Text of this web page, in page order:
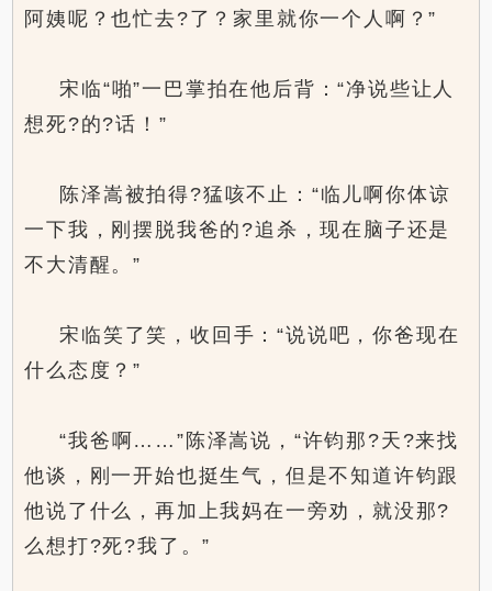
阿姨呢？也忙去?了？家里就你一个人啊？”
宋临“啪”一巴掌拍在他后背：“净说些让人
想死?的?话！”
陈泽嵩被拍得?猛咳不止：“临儿啊你体谅
一下我，刚摆脱我爸的?追杀，现在脑子还是
不大清醒。”
宋临笑了笑，收回手：“说说吧，你爸现在
什么态度？”
“我爸啊……”陈泽嵩说，“许钧那?天?来找
他谈，刚一开始也挺生气，但是不知道许钧跟
他说了什么，再加上我妈在一旁劝，就没那?
么想打?死?我了。”